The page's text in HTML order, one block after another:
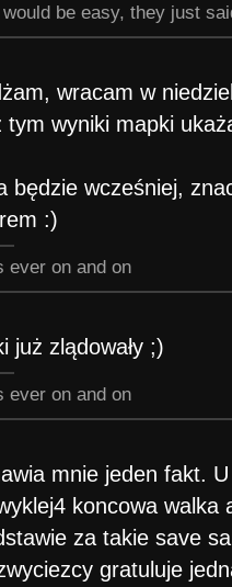
be easy, they just
wracam w
tym wyniki mapki
będzie wcześniej,
:)
ever on and on
już zlądowały ;)
ever on and on
mnie jeden fakt.
koncowa
za takie save
gratuluje